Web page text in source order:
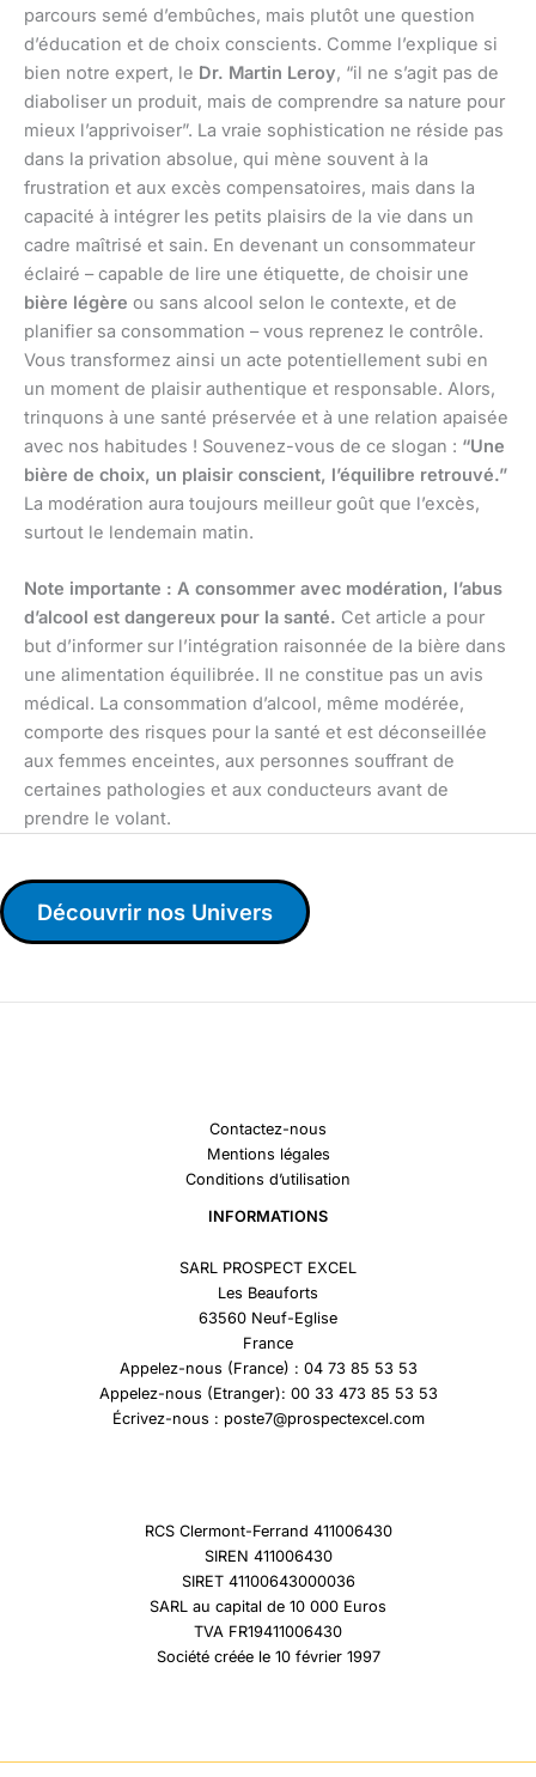
parcours semé d’embûches, mais plutôt une question
d’éducation et de choix conscients. Comme l’explique si
bien notre expert, le Dr. Martin Leroy, “il ne s’agit pas de
diaboliser un produit, mais de comprendre sa nature pour
mieux l’apprivoiser”. La vraie sophistication ne réside pas
dans la privation absolue, qui mène souvent à la
frustration et aux excès compensatoires, mais dans la
capacité à intégrer les petits plaisirs de la vie dans un
cadre maîtrisé et sain. En devenant un consommateur
éclairé – capable de lire une étiquette, de choisir une
bière légère ou sans alcool selon le contexte, et de
planifier sa consommation – vous reprenez le contrôle.
Vous transformez ainsi un acte potentiellement subi en
un moment de plaisir authentique et responsable. Alors,
trinquons à une santé préservée et à une relation apaisée
avec nos habitudes ! Souvenez-vous de ce slogan : “Une
bière de choix, un plaisir conscient, l’équilibre retrouvé.”
La modération aura toujours meilleur goût que l’excès,
surtout le lendemain matin.
Note importante : A consommer avec modération, l’abus
d’alcool est dangereux pour la santé. Cet article a pour
but d’informer sur l’intégration raisonnée de la bière dans
une alimentation équilibrée. Il ne constitue pas un avis
médical. La consommation d’alcool, même modérée,
comporte des risques pour la santé et est déconseillée
aux femmes enceintes, aux personnes souffrant de
certaines pathologies et aux conducteurs avant de
prendre le volant.
Découvrir nos Univers
Contactez-nous
Mentions légales
Conditions d’utilisation
INFORMATIONS
SARL PROSPECT EXCEL
Les Beauforts
63560 Neuf-Eglise
France
Appelez-nous (France) : 04 73 85 53 53
Appelez-nous (Etranger): 00 33 473 85 53 53
Écrivez-nous : poste7@prospectexcel.com
RCS Clermont-Ferrand 411006430
SIREN 411006430
SIRET 41100643000036
SARL au capital de 10 000 Euros
TVA FR19411006430
Société créée le 10 février 1997